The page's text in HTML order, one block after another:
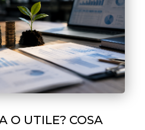
O UTILE? COSA